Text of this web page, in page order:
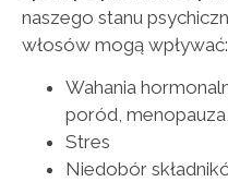
naszego stanu
włosów mogą wpływać:
Wahania
poród,
Stres
Niedobór